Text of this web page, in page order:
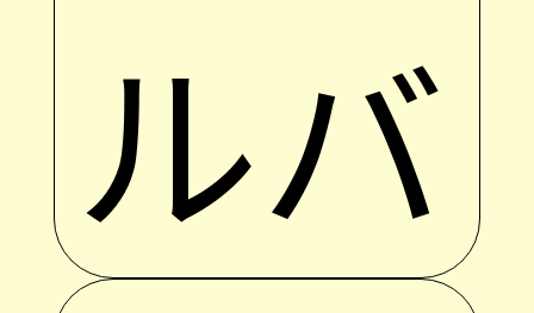
ルバ